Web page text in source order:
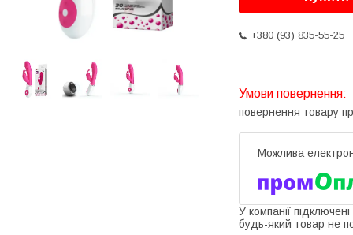
+380 (93) 835-55-25
повернення товару
У компанії
будь-який товар не